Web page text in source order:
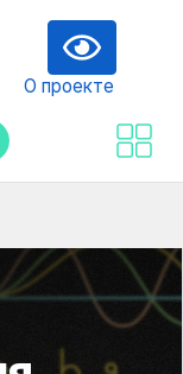
О проекте